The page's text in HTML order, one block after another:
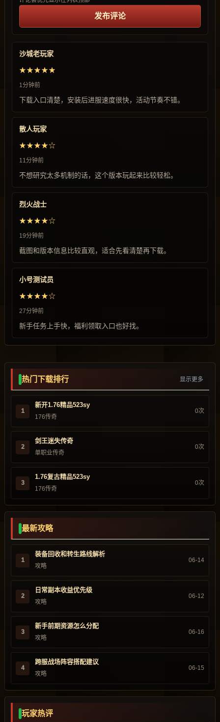
发布评论
沙城老玩家
★★★★★
1分钟前
下载入口清楚，安装后进服速度很快，活动节奏不错。
散人玩家
★★★★☆
11分钟前
不想研究太多机制的话，这个版本玩起来比较轻松。
烈火战士
★★★★☆
19分钟前
截图和版本信息比较直观，适合先看清楚再下载。
小号测试员
★★★★☆
27分钟前
新手任务上手快，福利领取入口也好找。
热门下载排行 显示更多
1
新开1.76精品523sy
176传奇
0次
2
剑王迷失传奇
单职业传奇
0次
3
1.76复古精品523sy
176传奇
0次
最新攻略
1
装备回收和转生路线解析
攻略
06-14
2
日常副本收益优先级
攻略
06-12
3
新手前期资源怎么分配
攻略
06-16
4
跨服战场阵容搭配建议
攻略
06-15
玩家热评